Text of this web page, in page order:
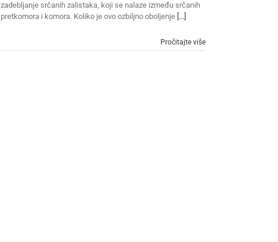
zadebljanje srčanih zalistaka, koji se nalaze između srčanih
pretkomora i komora. Koliko je ovo ozbiljno oboljenje [...]
Pročitajte više